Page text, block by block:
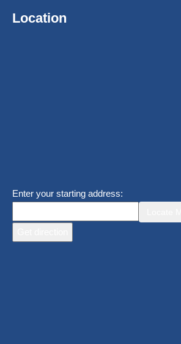
Location
Enter your starting address: